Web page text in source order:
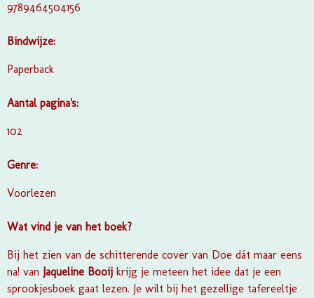
9789464504156
Bindwijze:
Paperback
Aantal pagina's:
102
Genre:
Voorlezen
Wat vind je van het boek?
Bij het zien van de schitterende cover van Doe dát maar eens
na! van Jaqueline Booij krijg je meteen het idee dat je een
sprookjesboek gaat lezen. Je wilt bij het gezellige tafereeltje